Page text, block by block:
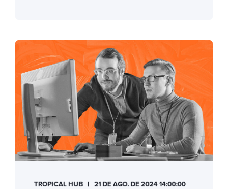
TROPICAL HUB
21 DE AGO. DE 2024 14:00:00